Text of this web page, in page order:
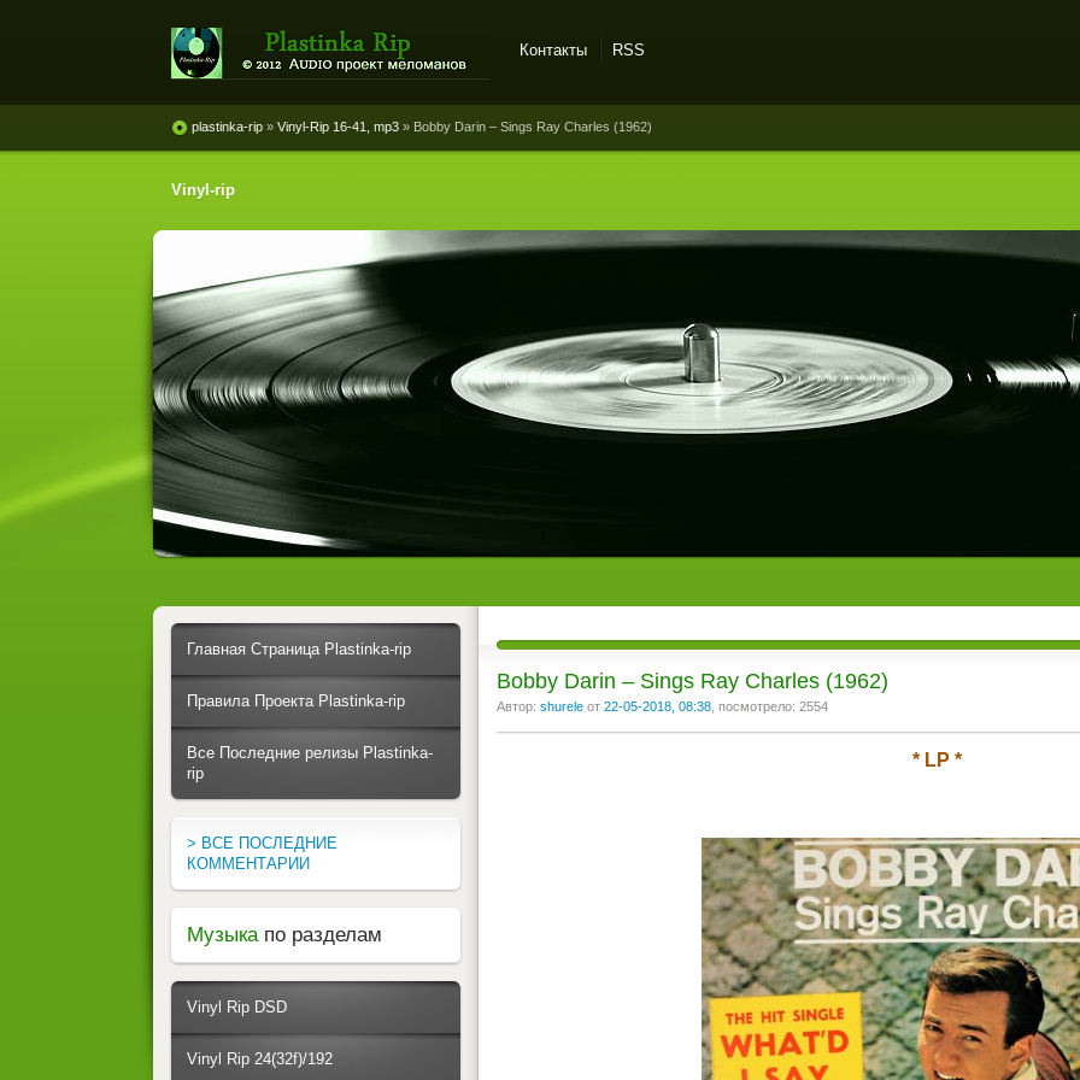
винила и магнитоальбомов
Контакты RSS
plastinka-rip » Vinyl-Rip 16-41, mp3 » Bobby Darin ‎– Sings Ray Charles (1962)
Vinyl-rip
Bobby Darin ‎– Sings Ray Charles (1962)
Автор: shurele от 22-05-2018, 08:38 , посмотрело: 2554
* LP *
Главная Страница Plastinka-rip
Правила Проекта Plastinka-rip
Все Последние релизы Plastinka-
rip
> ВСЕ ПОСЛЕДНИЕ
КОММЕНТАРИИ
Музыка по разделам
Vinyl Rip DSD
Vinyl Rip 24(32f)/192